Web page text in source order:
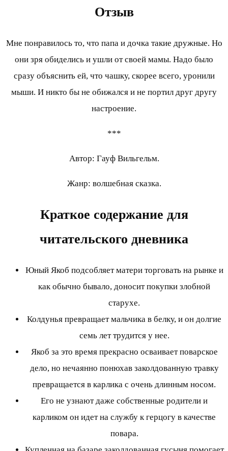
Отзыв
Мне понравилось то, что папа и дочка такие дружные. Но
они зря обиделись и ушли от своей мамы. Надо было
сразу объяснить ей, что чашку, скорее всего, уронили
мыши. И никто бы не обижался и не портил друг другу
настроение.
***
Автор: Гауф Вильгельм.
Жанр: волшебная сказка.
Краткое содержание для
читательского дневника
Юный Якоб подсобляет матери торговать на рынке и
как обычно бывало, доносит покупки злобной
старухе.
Колдунья превращает мальчика в белку, и он долгие
семь лет трудится у нее.
Якоб за это время прекрасно осваивает поварское
дело, но нечаянно понюхав заколдованную травку
превращается в карлика с очень длинным носом.
Его не узнают даже собственные родители и
карликом он идет на службу к герцогу в качестве
повара.